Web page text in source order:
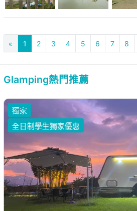
« 1 2 3 4 5 6 7 8
Glamping熱門推薦
獨家
全日制學生獨家優惠